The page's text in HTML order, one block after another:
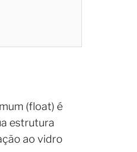
(float) é
estrutura
ao vidro